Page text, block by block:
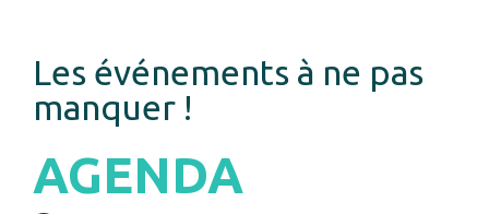
Les événements à ne pas
manquer !
AGENDA